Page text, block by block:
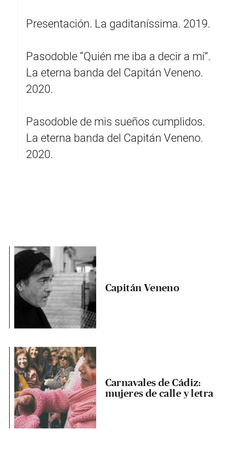
Presentación. La gaditaníssima. 2019.
Pasodoble “Quién me iba a decir a mí”.
La eterna banda del Capitán Veneno.
2020.
Pasodoble de mis sueños cumplidos.
La eterna banda del Capitán Veneno.
2020.
Capitán Veneno
Carnavales de Cádiz:
mujeres de calle y letra